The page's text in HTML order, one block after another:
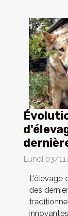
Lundi 03/
L'élevage
des